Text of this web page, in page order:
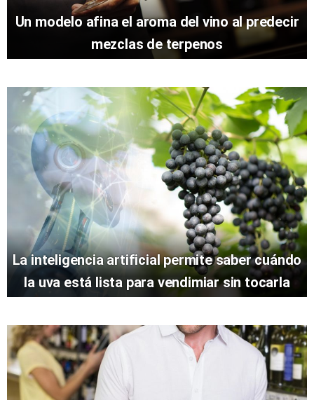
Un modelo afina el aroma del vino al predecir
mezclas de terpenos
La inteligencia artificial permite saber cuándo
la uva está lista para vendimiar sin tocarla